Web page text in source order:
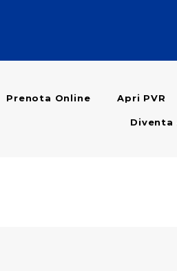
Prenota Online Apri PVR
Diventa